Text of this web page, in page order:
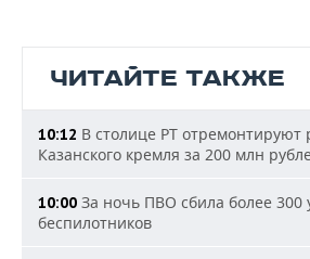
ЧИТАЙТЕ ТАКЖЕ
10:12 В столице РТ отремонтируют
Казанского кремля за 200 млн
10:00 За ночь ПВО сбила более 300
беспилотников